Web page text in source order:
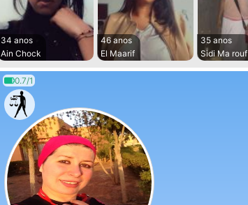
34 anos
Ain Chock
46 anos
El Maarif
35 anos
Sidi Ma rouf
0.7/1